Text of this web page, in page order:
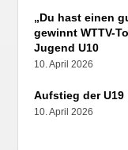
„Du hast einen
gewinnt WTTV-
Jugend U10
10. April 2026
Aufstieg der
10. April 2026